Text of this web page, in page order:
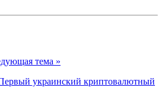
тема »
украинский криптовалютный